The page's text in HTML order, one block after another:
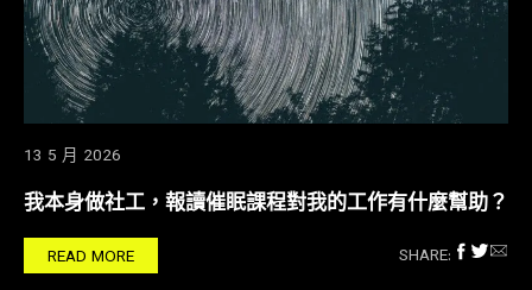
13 5 月 2026
我本身做社工，報讀催眠課程對我的工作有什麼幫助？
READ MORE SHARE: